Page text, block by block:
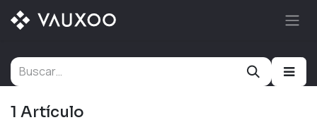
Ir al contenido
1 Artículo